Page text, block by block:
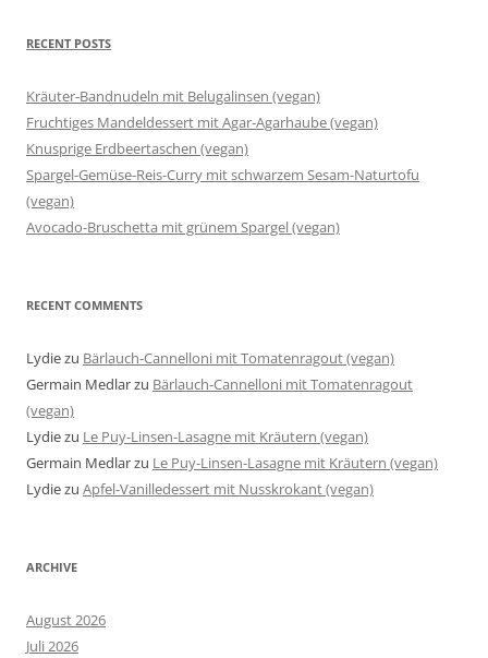
RECENT POSTS
Kräuter-Bandnudeln mit Belugalinsen (vegan)
Fruchtiges Mandeldessert mit Agar-Agarhaube (vegan)
Knusprige Erdbeertaschen (vegan)
Spargel-Gemüse-Reis-Curry mit schwarzem Sesam-Naturtofu
(vegan)
Avocado-Bruschetta mit grünem Spargel (vegan)
RECENT COMMENTS
Lydiezu Bärlauch-Cannelloni mit Tomatenragout (vegan)
Germain Medlarzu Bärlauch-Cannelloni mit Tomatenragout
(vegan)
Lydiezu Le Puy-Linsen-Lasagne mit Kräutern (vegan)
Germain Medlarzu Le Puy-Linsen-Lasagne mit Kräutern (vegan)
Lydiezu Apfel-Vanilledessert mit Nusskrokant (vegan)
ARCHIVE
August 2026
Juli 2026